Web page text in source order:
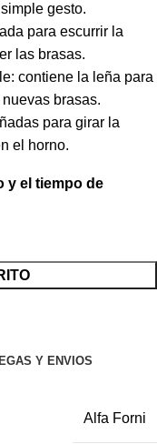
gesto.
para escurrir la
las brasas.
contiene la leña para
brasas.
para girar la
el horno.
y el tiempo de
Y ENVIOS
Alfa Forni